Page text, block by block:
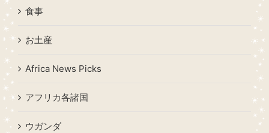
食事
お土産
Africa News Picks
アフリカ各諸国
ウガンダ